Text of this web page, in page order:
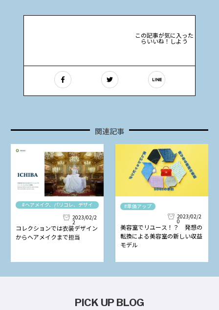
この記事が気に入った
らいいね！しよう
関連記事
#ヘアメイク、パリコレ、デザイ
ナー
2023/02/2
2
コレクションでは衣装デザイン
からヘアメイクまで担当
#単価アップ
2023/02/2
0
美容室でリユース！？ 発想の
転換による美容室の新しい収益
モデル
PICK UP BLOG